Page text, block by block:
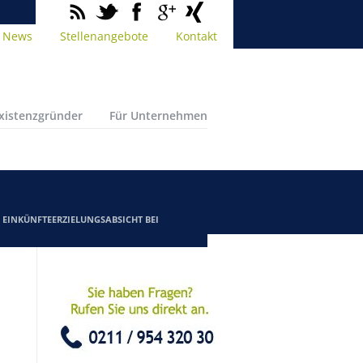
News Stellenangebote Kontakt
Für Unternehmen
EINKÜNFTEERZIELUNGSABSICHT BEI